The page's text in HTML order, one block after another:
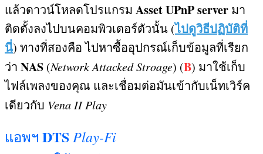
แล้วดาวน์โหลดโปรแกรม Asset UPnP server มา
ติดตั้งลงไปบนคอมพิวเตอร์ตัวนั้น (ไปดูวิธีปฏิบัติที่
นี่) ทางที่สองคือ ไปหาซื้ออุปกรณ์เก็บข้อมูลที่เรียก
ว่า NAS (Network Attacked Stroage) (B) มาใช้เก็บ
ไฟล์เพลงของคุณ และเชื่อมต่อมันเข้ากับเน็ทเวิร์ค
เดียวกับ Vena II Play
แอพฯ DTS Play-Fi